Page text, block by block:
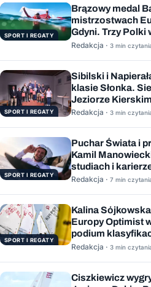
SPORT I REGATY
Brązowy medal
mistrzostwach
Gdyni. Trzy Polki
Redakcja · 3 min
SPORT I REGATY
Sibilski i
klasie Słonka.
Jeziorze Kierskim
Redakcja · 3 min
SPORT I REGATY
Puchar Świata i
Kamil
studiach i
Redakcja · 7 min
SPORT I REGATY
Kalina
Europy Optimist
podium
Redakcja · 3 min
Ciszkiewicz